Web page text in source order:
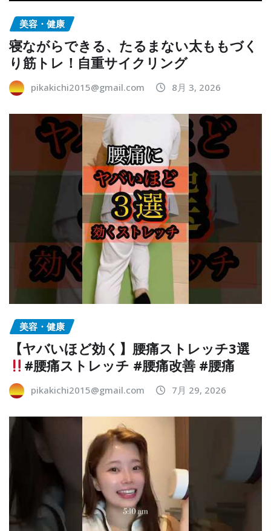
美容・健康
寝ながらできる、たるまない太ももづく
り筋トレ！自重サイクリング
pikakichi2015@gmail.com 8月 3, 2026
美容・健康
【ヤバいほど効く】腰痛ストレッチ3選
#腰痛ストレッチ #腰痛改善 #腰痛
pikakichi2015@gmail.com 7月 29, 2026